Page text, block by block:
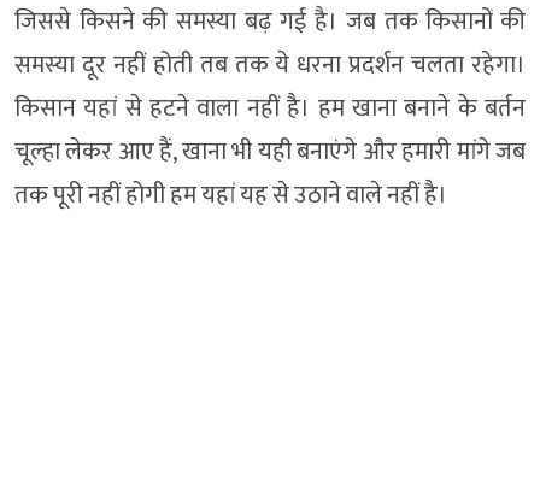
जिससे किसने की समस्या बढ़ गई है। जब तक किसानों की
समस्या दूर नहीं होती तब तक ये धरना प्रदर्शन चलता रहेगा।
किसान यहां से हटने वाला नहीं है। हम खाना बनाने के बर्तन
चूल्हा लेकर आए हैं, खाना भी यही बनाएंगे और हमारी मांगे जब
तक पूरी नहीं होगी हम यहां यह से उठाने वाले नहीं है।